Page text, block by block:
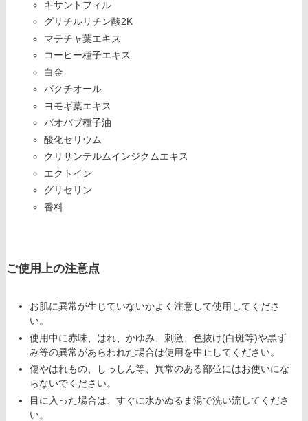
キサントフィル
グリチルリチン酸2K
マテチャ葉エキス
コーヒー種子エキス
白金
バクチオール
ヨモギ葉エキス
バオバブ種子油
酸化セリウム
クリサンテルムインジクムエキス
エクトイン
グリセリン
香料
ご使用上の注意点
お肌に異常が生じていないかよく注意して使用してくださ
い。
使用中に赤味、はれ、かゆみ、刺激、色抜け(白斑等)や黒ず
み等の異常があらわれた場合は使用を中止してください。
傷やはれもの、しっしん等、異常のある部位にはお使いにな
らないでください。
目に入った場合は、すぐに水かぬるま湯で洗い流してくださ
い。